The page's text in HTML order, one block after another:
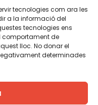
tecnologies com ara les
a la informació del
tecnologies ens
comportament de
lloc. No donar el
determinades
compartir. Per això
llevat que en